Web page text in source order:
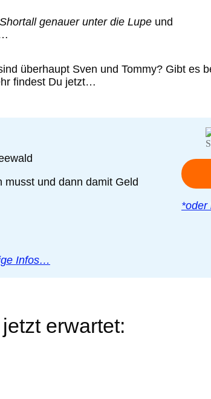
genauer unter die Lupe und
überhaupt Sven und Tommy? Gibt
findest Du jetzt…
musst und dann damit Geld
Infos…
*oder
erwartet: